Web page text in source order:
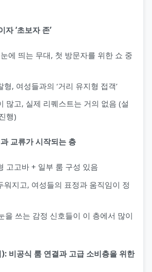
자 ‘초보자 존’
에 띄는 무대, 첫 방문자를 위한 쇼 중
형, 여성들과의 ‘거리 유지형 접객’
많고, 실제 리퀘스트는 거의 없음 (설
행)
교류가 시작되는 층
고고바 + 일부 룸 구성 있음
워지고, 여성들의 표정과 움직임이 정
을 쓰는 감정 신호들이 이 층에서 많이
비공식 룸 연결과 고급 소비층을 위한